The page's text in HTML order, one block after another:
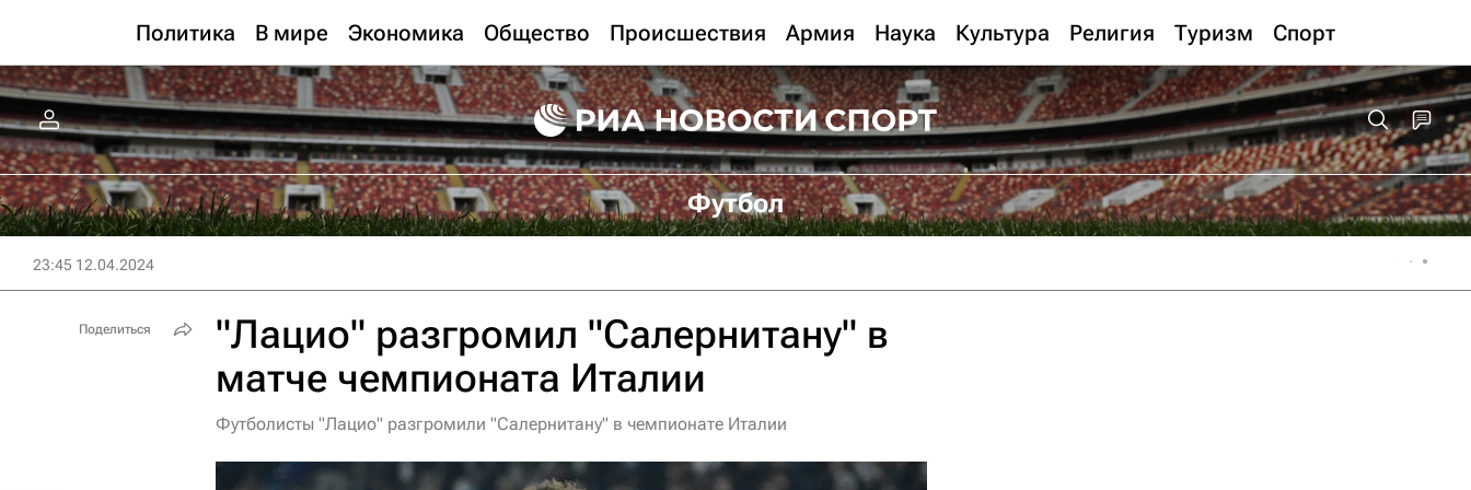
Политика В мире Экономика Общество Происшествия Армия Наука Культура Религия Туризм Спорт
Футбол
23:45 12.04.2024
"Лацио" разгромил "Салернитану" в
матче чемпионата Италии
Футболисты "Лацио" разгромили "Салернитану" в чемпионате Италии
Поделиться